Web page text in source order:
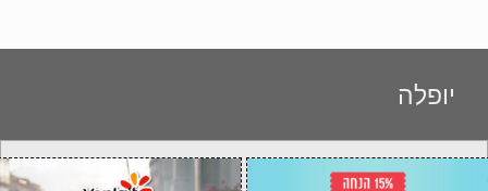
יופלה